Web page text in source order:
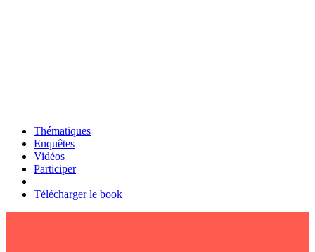
Thématiques
Enquêtes
Vidéos
Participer
Télécharger le book